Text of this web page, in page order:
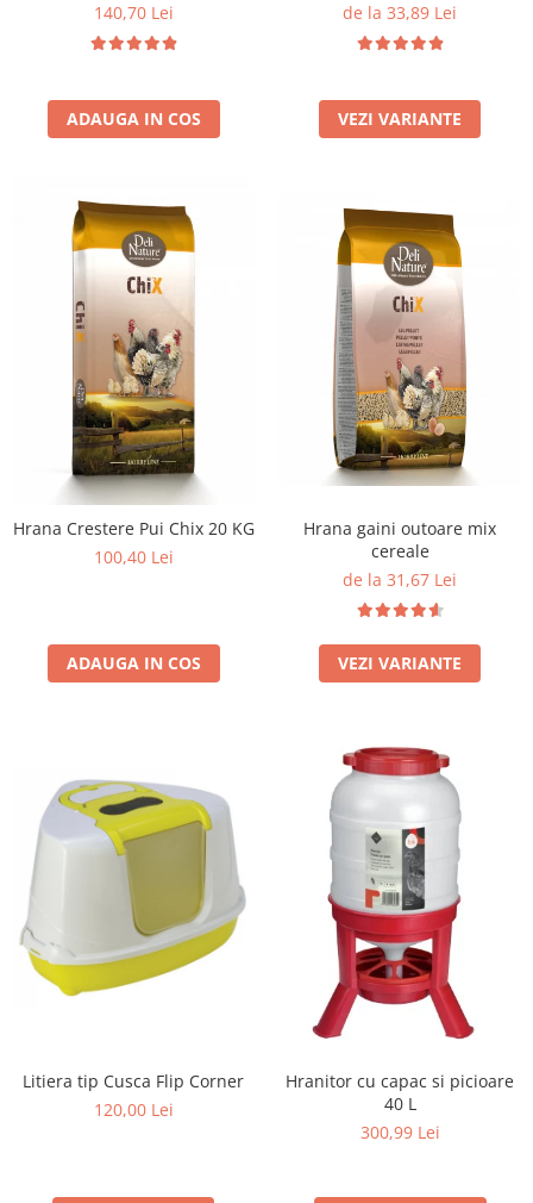
140,70 Lei
ADAUGA IN COS
de la 33,89 Lei
VEZI VARIANTE
Hrana Crestere Pui Chix 20 KG
100,40 Lei
ADAUGA IN COS
Hrana gaini outoare mix
cereale
de la 31,67 Lei
VEZI VARIANTE
Litiera tip Cusca Flip Corner
120,00 Lei
Hranitor cu capac si picioare
40 L
300,99 Lei